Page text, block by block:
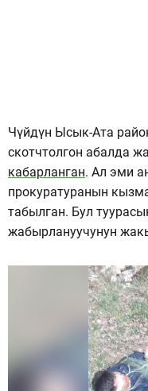
Чүйдүн Ысык-Ата
скотчтолгон абалда
кабарланган. Ал эми
прокуратуранын
табылган. Бул
жабырлануучунун